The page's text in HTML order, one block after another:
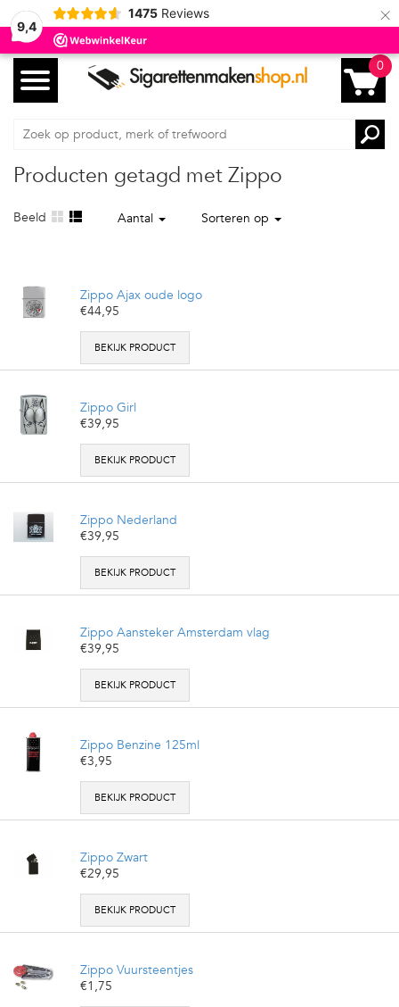
9,4
1475 Reviews ×
0
Producten getagd met Zippo
Beeld Aantal Sorteren op
Zippo Ajax oude logo
€44,95
BEKIJK PRODUCT
Zippo Girl
€39,95
BEKIJK PRODUCT
Zippo Nederland
€39,95
BEKIJK PRODUCT
Zippo Aansteker Amsterdam vlag
€39,95
BEKIJK PRODUCT
Zippo Benzine 125ml
€3,95
BEKIJK PRODUCT
Zippo Zwart
€29,95
BEKIJK PRODUCT
Zippo Vuursteentjes
€1,75